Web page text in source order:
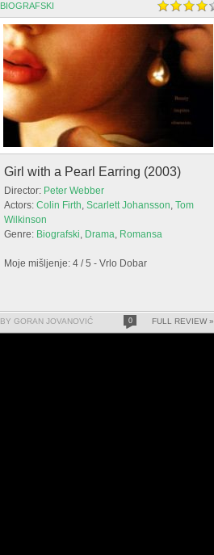
BIOGRAFSKI
Girl with a Pearl Earring (2003)
Director: Peter Webber
Actors: Colin Firth, Scarlett Johansson, Tom
Wilkinson
Genre: Biografski, Drama, Romansa
Moje mišljenje: 4 / 5 - Vrlo Dobar
BY GORAN JOVANOVIĆ 0 FULL REVIEW »